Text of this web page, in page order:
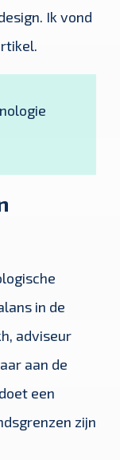
Ik vond
in de
adviseur
aan de
een
zijn